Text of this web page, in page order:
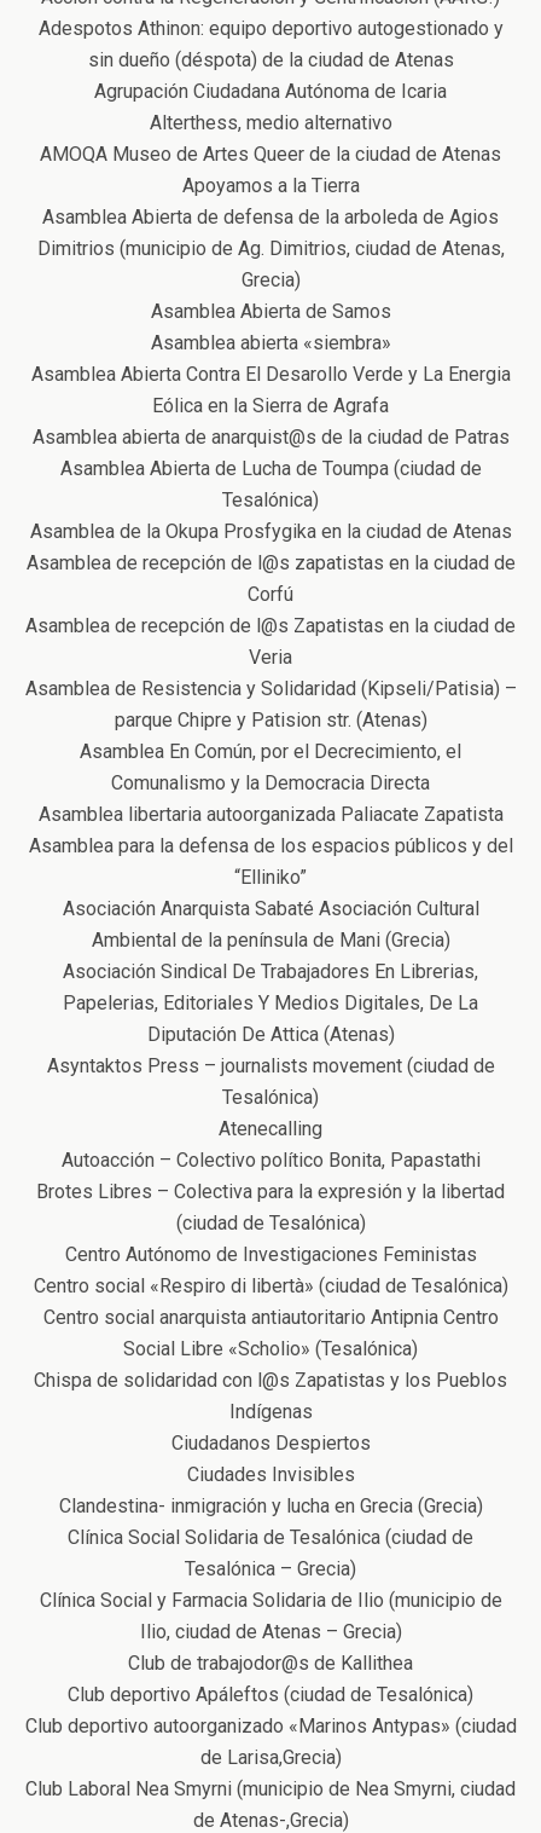
Adespotos Athinon: equipo deportivo autogestionado y
sin dueño (déspota) de la ciudad de Atenas
Agrupación Ciudadana Autónoma de Icaria
Alterthess, medio alternativo
ΑMOQA Museo de Artes Queer de la ciudad de Atenas
Apoyamos a la Tierra
Αsamblea Αbierta de defensa de la arboleda de Agios
Dimitrios (municipio de Ag. Dimitrios, ciudad de Atenas,
Grecia)
Αsamblea Αbierta de Samos
Asamblea abierta «siembra»
Asamblea Abierta Contra El Desarollo Verde y La Energia
Eólica en la Sierra de Agrafa
Asamblea abierta de anarquist@s de la ciudad de Patras
Asamblea Abierta de Lucha de Toumpa (ciudad de
Tesalónica)
Asamblea de la Okupa Prosfygika en la ciudad de Atenas
Asamblea de recepción de l@s zapatistas en la ciudad de
Corfú
Asamblea de recepción de l@s Zapatistas en la ciudad de
Veria
Asamblea de Resistencia y Solidaridad (Kipseli/Patisia) –
parque Chipre y Patision str. (Atenas)
Asamblea En Común, por el Decrecimiento, el
Comunalismo y la Democracia Directa
Asamblea libertaria autoorganizada Paliacate Zapatista
Asamblea para la defensa de los espacios públicos y del
“Elliniko”
Asociación Anarquista Sabaté Asociación Cultural
Ambiental de la península de Mani (Grecia)
Asociación Sindical De Trabajadores En Librerias,
Papelerias, Editoriales Y Medios Digitales, De La
Diputación De Attica (Atenas)
Asyntaktos Press – journalists movement (ciudad de
Tesalónica)
Atenecalling
Autoacción – Colectivο políticο Bonita, Papastathi
Brotes Libres – Colectiva para la expresión y la libertad
(ciudad de Tesalónica)
Centro Autónomo de Investigaciones Feministas
Centro social «Respiro di libertà» (ciudad de Tesalónica)
Centro social anarquista antiautoritario Αntipnia Centro
Social Libre «Scholio» (Tesalónica)
Chispa de solidaridad con l@s Zapatistas y los Pueblos
Indígenas
Ciudadanos Despiertos
Ciudades Invisibles
Clandestina- inmigración y lucha en Grecia (Grecia)
Clínica Social Solidaria de Tesalónica (ciudad de
Tesalónica – Grecia)
Clínica Social y Farmacia Solidaria de Ilio (municipio de
Ilio, ciudad de Atenas – Grecia)
Club de trabajodor@s de Kallithea
Club deportivo Apáleftos (ciudad de Tesalónica)
Club deportivo autoorganizado «Marinos Antypas» (ciudad
de Larisa,Grecia)
Club Laboral Nea Smyrni (municipio de Nea Smyrni, ciudad
de Atenas-,Grecia)